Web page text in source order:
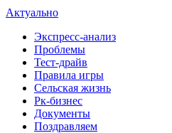
Актуально
Экспресс-анализ
Проблемы
Тест-драйв
Правила игры
Сельская жизнь
Рк-бизнес
Документы
Поздравляем